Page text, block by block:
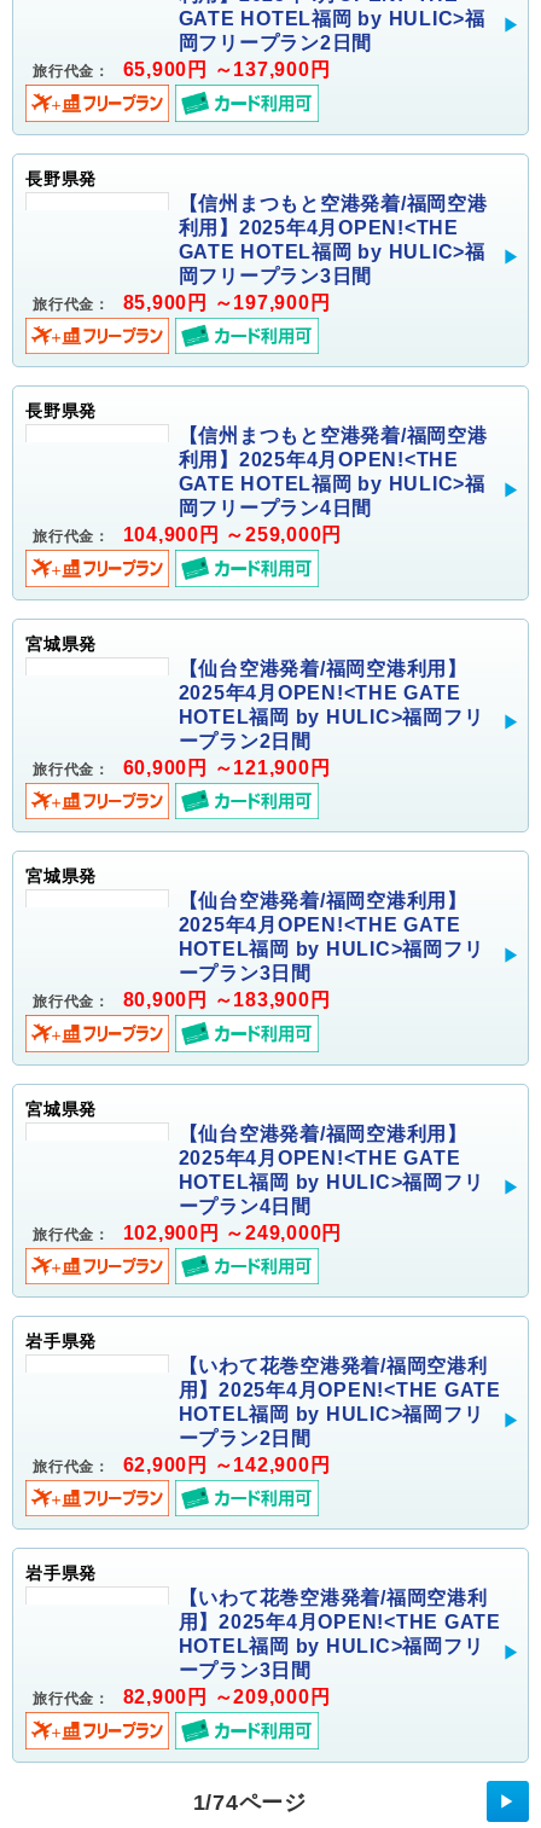
GATE HOTEL福岡 by HULIC>福
岡フリープラン2日間
旅行代金： 65,900円 ～137,900円
長野県発
【信州まつもと空港発着/福岡空港
利用】2025年4月OPEN!<THE
GATE HOTEL福岡 by HULIC>福
岡フリープラン3日間
旅行代金： 85,900円 ～197,900円
長野県発
【信州まつもと空港発着/福岡空港
利用】2025年4月OPEN!<THE
GATE HOTEL福岡 by HULIC>福
岡フリープラン4日間
旅行代金： 104,900円 ～259,000円
宮城県発
【仙台空港発着/福岡空港利用】
2025年4月OPEN!<THE GATE
HOTEL福岡 by HULIC>福岡フリ
ープラン2日間
旅行代金： 60,900円 ～121,900円
宮城県発
【仙台空港発着/福岡空港利用】
2025年4月OPEN!<THE GATE
HOTEL福岡 by HULIC>福岡フリ
ープラン3日間
旅行代金： 80,900円 ～183,900円
宮城県発
【仙台空港発着/福岡空港利用】
2025年4月OPEN!<THE GATE
HOTEL福岡 by HULIC>福岡フリ
ープラン4日間
旅行代金： 102,900円 ～249,000円
岩手県発
【いわて花巻空港発着/福岡空港利
用】2025年4月OPEN!<THE GATE
HOTEL福岡 by HULIC>福岡フリ
ープラン2日間
旅行代金： 62,900円 ～142,900円
岩手県発
【いわて花巻空港発着/福岡空港利
用】2025年4月OPEN!<THE GATE
HOTEL福岡 by HULIC>福岡フリ
ープラン3日間
旅行代金： 82,900円 ～209,000円
1/74ページ ▶